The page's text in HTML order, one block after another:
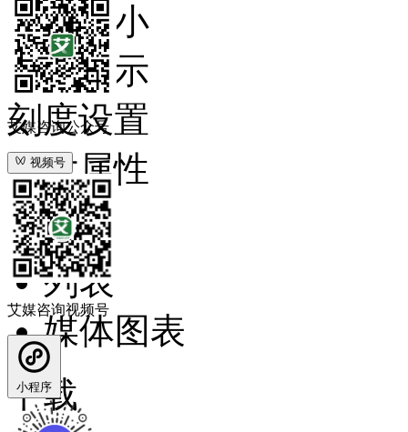
艾媒咨询公众号
视频号
艾媒咨询视频号
小程序
字体大小
数值显示
刻度设置
图片属性
图表
列表
媒体图表
下载